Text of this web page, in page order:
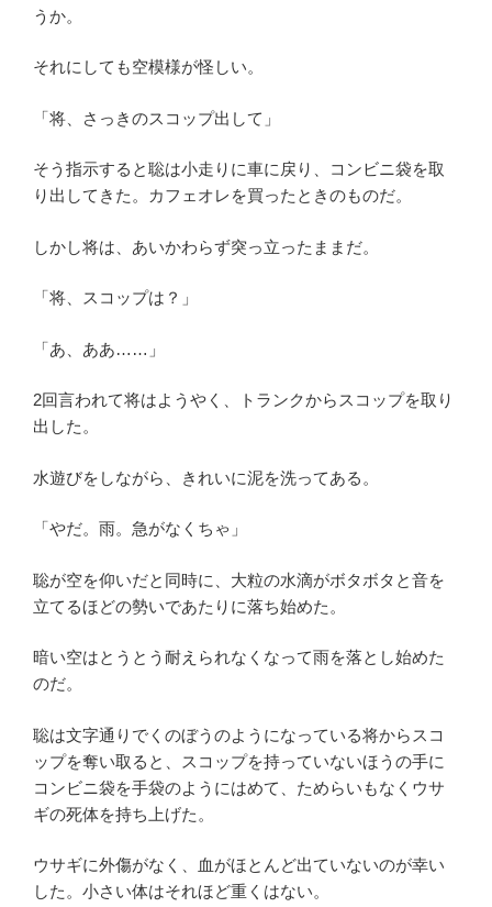
うか。
それにしても空模様が怪しい。
「将、さっきのスコップ出して」
そう指示すると聡は小走りに車に戻り、コンビニ袋を取
り出してきた。カフェオレを買ったときのものだ。
しかし将は、あいかわらず突っ立ったままだ。
「将、スコップは？」
「あ、ああ……」
2回言われて将はようやく、トランクからスコップを取り
出した。
水遊びをしながら、きれいに泥を洗ってある。
「やだ。雨。急がなくちゃ」
聡が空を仰いだと同時に、大粒の水滴がボタボタと音を
立てるほどの勢いであたりに落ち始めた。
暗い空はとうとう耐えられなくなって雨を落とし始めた
のだ。
聡は文字通りでくのぼうのようになっている将からスコ
ップを奪い取ると、スコップを持っていないほうの手に
コンビニ袋を手袋のようにはめて、ためらいもなくウサ
ギの死体を持ち上げた。
ウサギに外傷がなく、血がほとんど出ていないのが幸い
した。小さい体はそれほど重くはない。